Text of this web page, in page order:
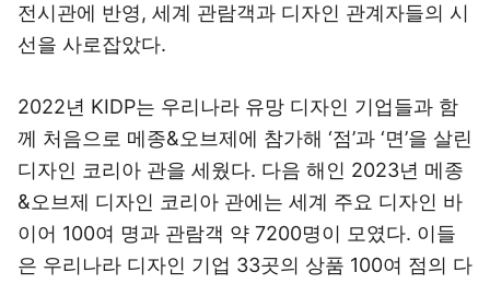
전시관에 반영, 세계 관람객과 디자인 관계자들의 시
선을 사로잡았다.
2022년 KIDP는 우리나라 유망 디자인 기업들과 함
께 처음으로 메종&오브제에 참가해 ‘점’과 ‘면’을 살린
디자인 코리아 관을 세웠다. 다음 해인 2023년 메종
&오브제 디자인 코리아 관에는 세계 주요 디자인 바
이어 100여 명과 관람객 약 7200명이 모였다. 이들
은 우리나라 디자인 기업 33곳의 상품 100여 점의 다